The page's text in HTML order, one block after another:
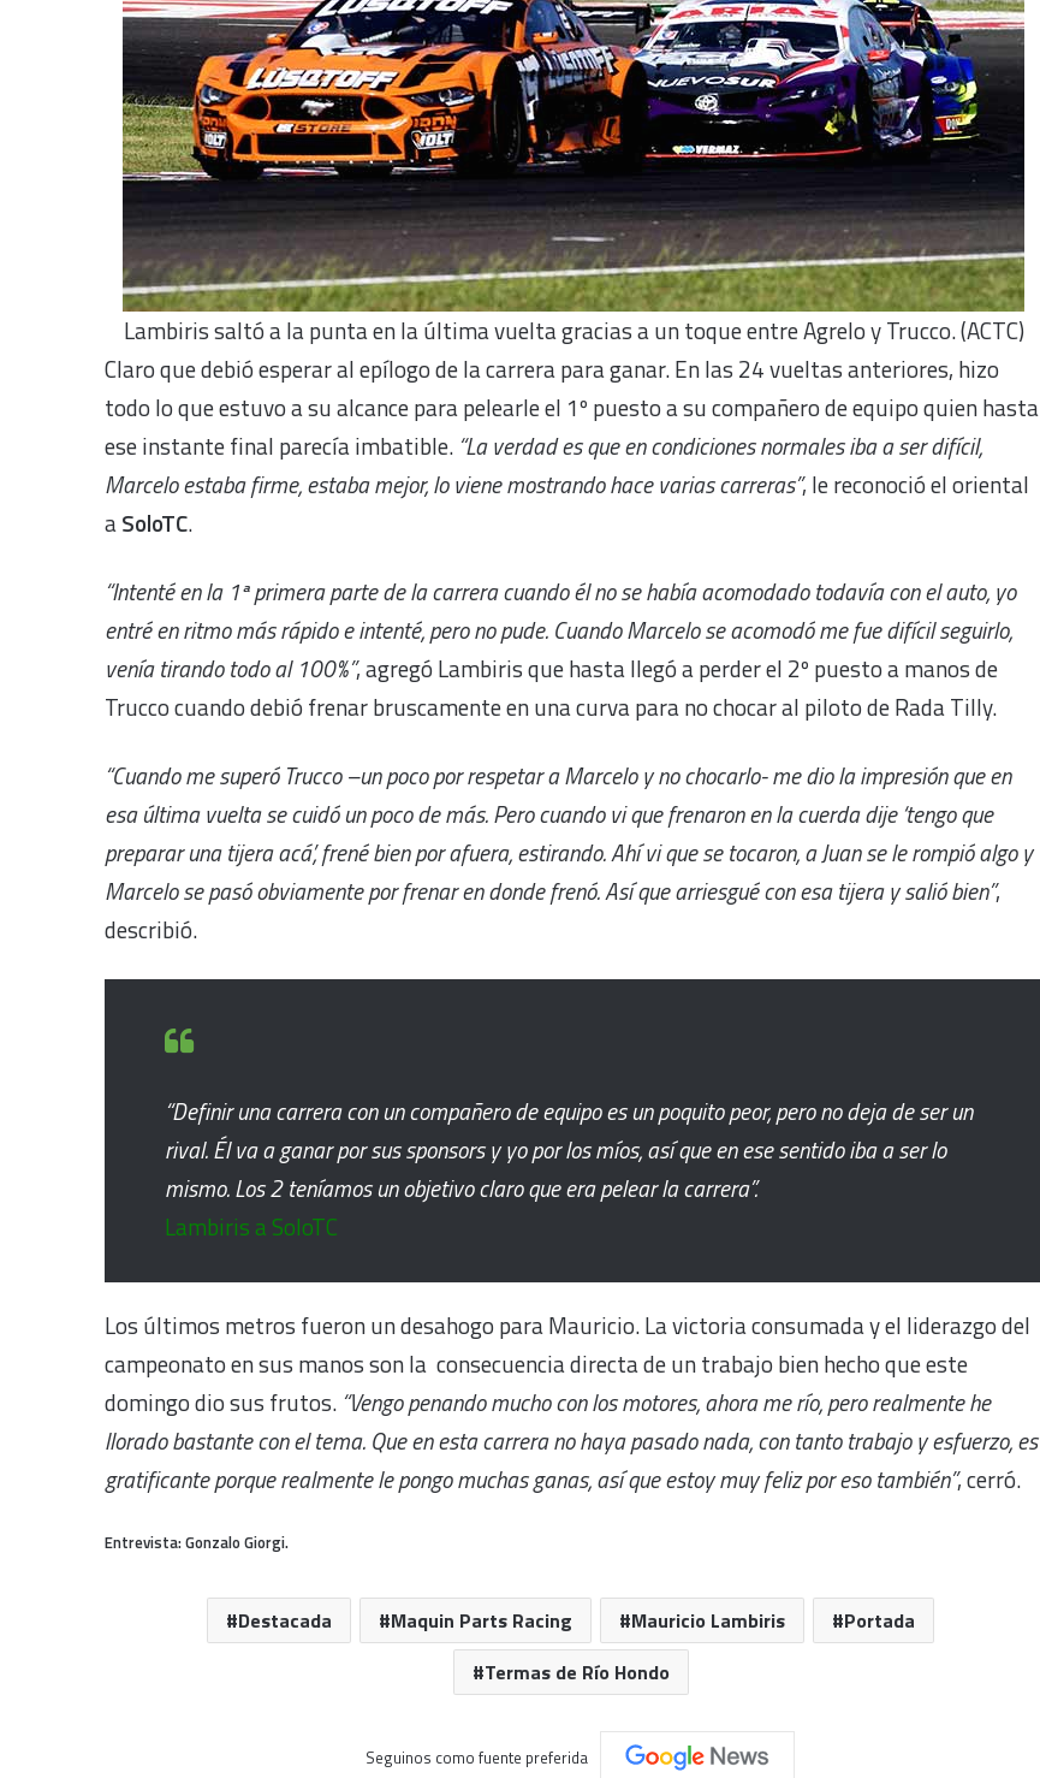
Lambiris saltó a la punta en la última vuelta gracias a un toque entre Agrelo y Trucco. (ACTC)
Claro que debió esperar al epílogo de la carrera para ganar. En las 24 vueltas anteriores, hizo
todo lo que estuvo a su alcance para pelearle el 1º puesto a su compañero de equipo quien hasta
ese instante final parecía imbatible. “La verdad es que en condiciones normales iba a ser difícil,
Marcelo estaba firme, estaba mejor, lo viene mostrando hace varias carreras”, le reconoció el oriental
aSoloTC.
“Intenté en la 1ª primera parte de la carrera cuando él no se había acomodado todavía con el auto, yo
entré en ritmo más rápido e intenté, pero no pude. Cuando Marcelo se acomodó me fue difícil seguirlo,
venía tirando todo al 100%”, agregó Lambiris que hasta llegó a perder el 2º puesto a manos de
Trucco cuando debió frenar bruscamente en una curva para no chocar al piloto de Rada Tilly.
“Cuando me superó Trucco –un poco por respetar a Marcelo y no chocarlo- me dio la impresión que en
esa última vuelta se cuidó un poco de más. Pero cuando vi que frenaron en la cuerda dije ‘tengo que
preparar una tijera acá’, frené bien por afuera, estirando. Ahí vi que se tocaron, a Juan se le rompió algo y
Marcelo se pasó obviamente por frenar en donde frenó. Así que arriesgué con esa tijera y salió bien”,
describió.
“Definir una carrera con un compañero de equipo es un poquito peor, pero no deja de ser un
rival. Él va a ganar por sus sponsors y yo por los míos, así que en ese sentido iba a ser lo
mismo. Los 2 teníamos un objetivo claro que era pelear la carrera”.
Lambiris a SoloTC
Los últimos metros fueron un desahogo para Mauricio. La victoria consumada y el liderazgo del
campeonato en sus manos son la consecuencia directa de un trabajo bien hecho que este
domingo dio sus frutos. “Vengo penando mucho con los motores, ahora me río, pero realmente he
llorado bastante con el tema. Que en esta carrera no haya pasado nada, con tanto trabajo y esfuerzo, es
gratificante porque realmente le pongo muchas ganas, así que estoy muy feliz por eso también”, cerró.
Entrevista: Gonzalo Giorgi.
Destacada Maquin Parts Racing Mauricio Lambiris
Portada
Termas de Río Hondo
Seguinos como fuente preferida